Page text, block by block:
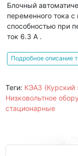
Блочный
переменного тока
способностью при
ток 6.3 А .
Подробное описание
Теги: КЭАЗ (Курский
Низковольтное
стационарные